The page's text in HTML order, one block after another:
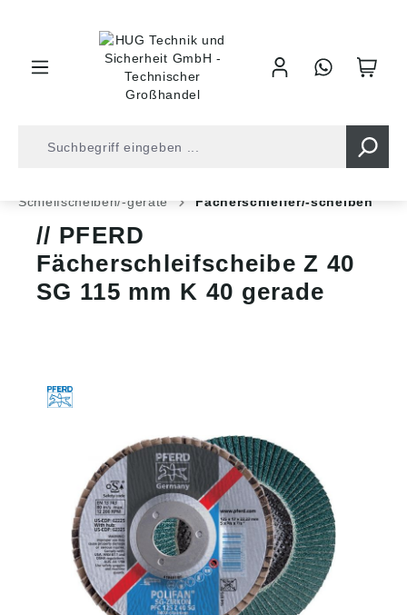
Schleifscheiben/-geräte
Fächerschleifer/-scheiben
PFERD
Fächerschleifscheibe Z 40
SG 115 mm K 40 gerade